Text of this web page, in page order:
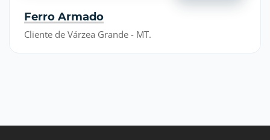
Ferro Armado
Cliente de Várzea Grande - MT.